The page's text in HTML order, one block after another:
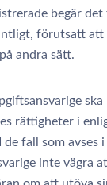
begär
förutsatt att
andra sätt.
rättigheter i
fall som avses
inte vägra